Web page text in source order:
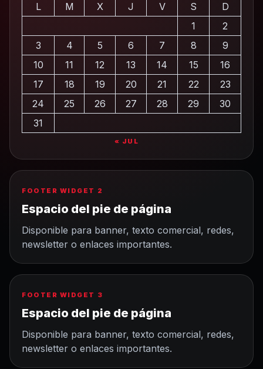
L
M X J V S
D
1
2
3
4 5 6 7 8
9
10
11 12 13 14 15
16
17
18 19 20 21 22
23
24
25 26 27 28 29
30
31
« JUL
FOOTER WIDGET 2
Espacio del pie de página
Disponible para banner, texto comercial, redes,
newsletter o enlaces importantes.
FOOTER WIDGET 3
Espacio del pie de página
Disponible para banner, texto comercial, redes,
newsletter o enlaces importantes.